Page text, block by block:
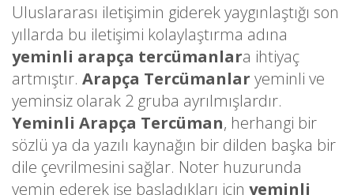
Uluslararası iletişimin giderek yaygınlaştığı son
yıllarda bu iletişimi kolaylaştırma adına
yeminli arapça tercümanlara ihtiyaç
artmıştır. Arapça Tercümanlar yeminli ve
yeminsiz olarak 2 gruba ayrılmışlardır.
Yeminli Arapça Tercüman, herhangi bir
sözlü ya da yazılı kaynağın bir dilden başka bir
dile çevrilmesini sağlar. Noter huzurunda
yemin ederek işe başladıkları için yeminli